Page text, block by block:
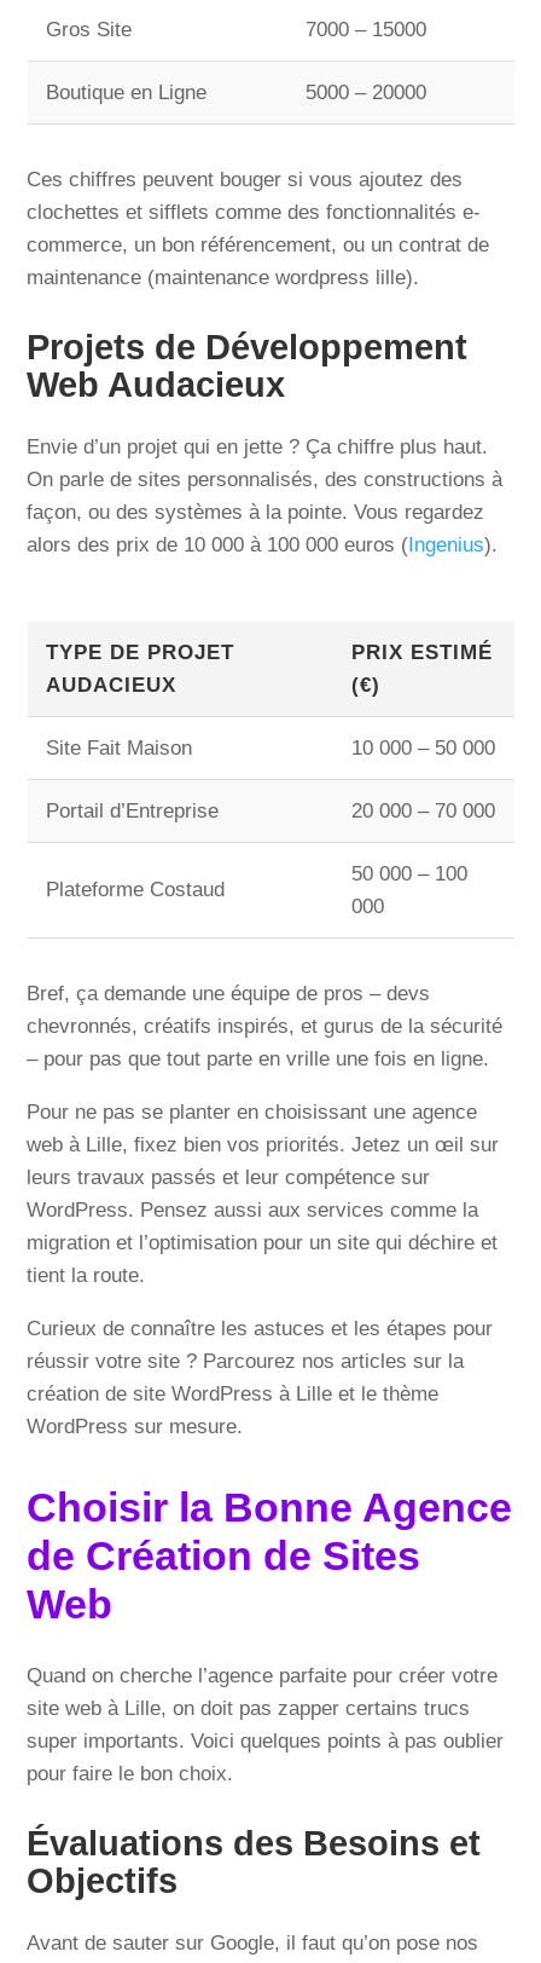
Gros Site 7000 – 15000
Boutique en Ligne 5000 – 20000
Ces chiffres peuvent bouger si vous ajoutez des
clochettes et sifflets comme des fonctionnalités e-
commerce, un bon référencement, ou un contrat de
maintenance (maintenance wordpress lille).
Projets de Développement
Web Audacieux
Envie d’un projet qui en jette ? Ça chiffre plus haut.
On parle de sites personnalisés, des constructions à
façon, ou des systèmes à la pointe. Vous regardez
alors des prix de 10 000 à 100 000 euros ( Ingenius).
TYPE DE PROJET
AUDACIEUX
PRIX ESTIMÉ
(€)
Site Fait Maison 10 000 – 50 000
Portail d’Entreprise 20 000 – 70 000
Plateforme Costaud
50 000 – 100
000
Bref, ça demande une équipe de pros – devs
chevronnés, créatifs inspirés, et gurus de la sécurité
– pour pas que tout parte en vrille une fois en ligne.
Pour ne pas se planter en choisissant une agence
web à Lille, fixez bien vos priorités. Jetez un œil sur
leurs travaux passés et leur compétence sur
WordPress. Pensez aussi aux services comme la
migration et l’optimisation pour un site qui déchire et
tient la route.
Curieux de connaître les astuces et les étapes pour
réussir votre site ? Parcourez nos articles sur la
création de site WordPress à Lille et le thème
WordPress sur mesure.
Choisir la Bonne Agence
de Création de Sites
Web
Quand on cherche l’agence parfaite pour créer votre
site web à Lille, on doit pas zapper certains trucs
super importants. Voici quelques points à pas oublier
pour faire le bon choix.
Évaluations des Besoins et
Objectifs
Avant de sauter sur Google, il faut qu’on pose nos